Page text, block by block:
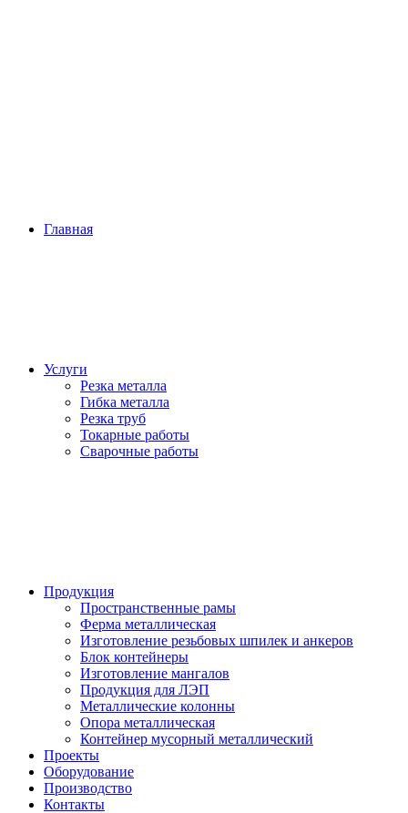
Главная
Услуги
Резка металла
Гибка металла
Резка труб
Токарные работы
Сварочные работы
Продукция
Пространственные рамы
Ферма металлическая
Изготовление резьбовых шпилек и анкеров
Блок контейнеры
Изготовление мангалов
Продукция для ЛЭП
Металлические колонны
Опора металлическая
Контейнер мусорный металлический
Проекты
Оборудование
Производство
Контакты